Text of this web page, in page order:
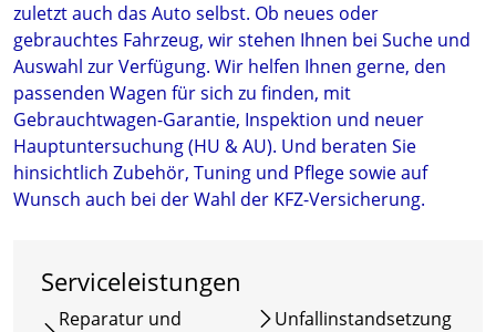
zuletzt auch das Auto selbst. Ob neues oder
gebrauchtes Fahrzeug, wir stehen Ihnen bei Suche und
Auswahl zur Verfügung. Wir helfen Ihnen gerne, den
passenden Wagen für sich zu finden, mit
Gebrauchtwagen-Garantie, Inspektion und neuer
Hauptuntersuchung (HU & AU). Und beraten Sie
hinsichtlich Zubehör, Tuning und Pflege sowie auf
Wunsch auch bei der Wahl der KFZ-Versicherung.
Serviceleistungen
Reparatur und Unfallinstandsetzung